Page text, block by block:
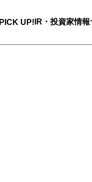
PICK UP! IR・投資家情報